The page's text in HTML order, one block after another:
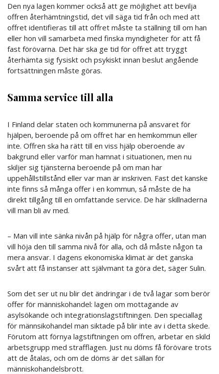
Den nya lagen kommer också att ge möjlighet att bevilja
offren återhämtningstid, det vill säga tid från och med att
offret identifieras till att offret måste ta ställning till om han
eller hon vill samarbeta med finska myndigheter för att få
fast förövarna. Det här ska ge tid för offret att tryggt
återhämta sig fysiskt och psykiskt innan beslut angående
fortsättningen måste göras.
Samma service till alla
I Finland delar staten och kommunerna på ansvaret för
hjälpen, beroende på om offret har en hemkommun eller
inte. Offren ska ha rätt till en viss hjälp oberoende av
bakgrund eller varför man hamnat i situationen, men nu
skiljer sig tjänsterna beroende på om man har
uppehållstillstånd eller var man är inskriven. Fast det kanske
inte finns så många offer i en kommun, så måste de ha
direkt tillgång till en omfattande service. De här skillnaderna
vill man bli av med.
– Man vill inte sänka nivån på hjälp för några offer, utan man
vill höja den till samma nivå för alla, och då måste någon ta
mera ansvar. I dagens ekonomiska klimat är det ganska
svårt att få instanser att självmant ta göra det, säger Sulin.
Som det ser ut nu blir det ändringar i de två lagar som berör
offer för människohandel: lagen om mottagande av
asylsökande och integrationslagstiftningen. Den speciallag
för männsikohandel man siktade på blir inte av i detta skede.
Förutom att förnya lagstiftningen om offren, arbetar en skild
arbetsgrupp med strafflagen. Just nu döms få förövare trots
att de åtalas, och om de döms är det sällan för
människohandelsbrott.